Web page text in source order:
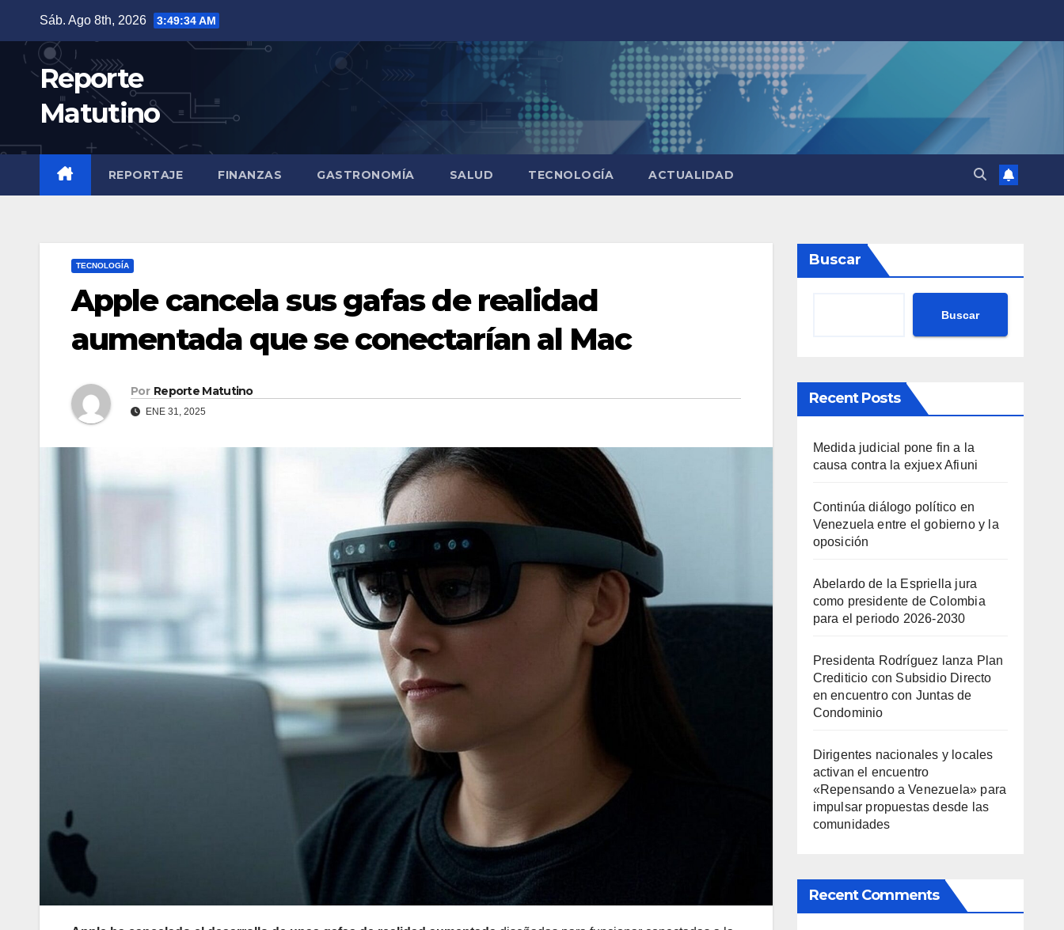
contenido
Sáb. Ago 8th, 2026 3:49:35 AM
Reporte
Matutino
REPORTAJE FINANZAS GASTRONOMÍA SALUD TECNOLOGÍA ACTUALIDAD
TECNOLOGÍA
Apple cancela sus gafas de realidad
aumentada que se conectarían al Mac
Por Reporte Matutino
ENE 31, 2025
Buscar
Buscar
Recent Posts
Medida judicial pone fin a la
causa contra la exjuex Afiuni
Continúa diálogo político en
Venezuela entre el gobierno y la
oposición
Abelardo de la Espriella jura
como presidente de Colombia
para el periodo 2026-2030
Presidenta Rodríguez lanza Plan
Crediticio con Subsidio Directo
en encuentro con Juntas de
Condominio
Dirigentes nacionales y locales
activan el encuentro
«Repensando a Venezuela» para
impulsar propuestas desde las
comunidades
Recent Comments